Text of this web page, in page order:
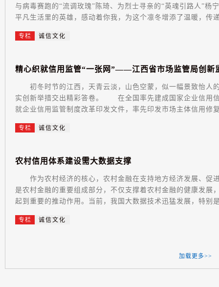
与病毒赛跑的“流调玫瑰”陈琦、为烈士寻亲的“英魂引路人”
平凡生活里的英雄，感动着你我，为这个凛冬增添了温暖，传
专栏 诚信文化
精心织就信用 监管“一张 网”——江西省市场监管局创 新
初冬时节的江西，天青云淡，山色空蒙，似一幅景致怡
实创新举措交出精彩答卷。 在全国率先建成国家企业信用
就企业信用监管制度改革印发文件，率先印发市场主体信用
专栏 诚信文化
农村信用 体系建设需大数据支撑
作为农村经济的核心，农村金融在支持地方经济发展、促
是农村金融的重要组成部分，不仅支撑着农村金融的健康发展
起到重要的推动作用。当前，我国大数据技术迅猛发展，特别
专栏 诚信文化
加载更多>>